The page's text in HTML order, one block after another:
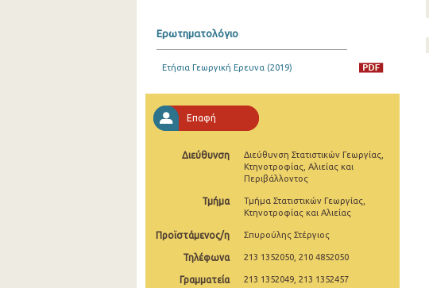
2009
2008
2006
2005
2003
2002
2001
Ερωτηματολόγιο
Ετήσια Γεωργική Ερευνα (2019)
Επαφή
Διεύθυνση
Διεύθυνση Στατιστικών Γεωργίας,
Κτηνοτροφίας, Αλιείας και
Περιβάλλοντος
Τμήμα
Τμήμα Στατιστικών Γεωργίας,
Κτηνοτροφίας και Αλιείας
Προϊστάμενος/η Σπυρούλης Στέργιος
Τηλέφωνα 213 1352050, 210 4852050
Γραμματεία 213 1352049, 213 1352457